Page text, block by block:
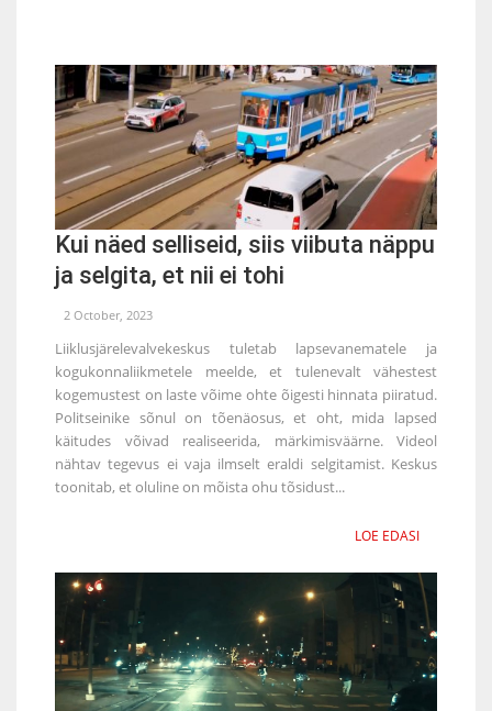
Kui näed selliseid, siis viibuta näppu
ja selgita, et nii ei tohi
2 October, 2023
Liiklusjärelevalvekeskus tuletab lapsevanematele ja
kogukonnaliikmetele meelde, et tulenevalt vähestest
kogemustest on laste võime ohte õigesti hinnata piiratud.
Politseinike sõnul on tõenäosus, et oht, mida lapsed
käitudes võivad realiseerida, märkimisväärne. Videol
nähtav tegevus ei vaja ilmselt eraldi selgitamist. Keskus
toonitab, et oluline on mõista ohu tõsidust...
LOE EDASI